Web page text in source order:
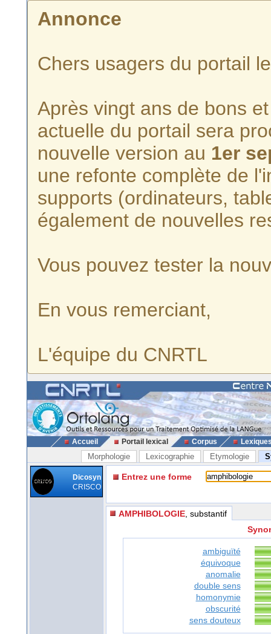
Annonce
Chers usagers du portail
Après vingt ans de bons
actuelle du portail sera
nouvelle version au 1er
une refonte complète de
supports (ordinateurs,
également de nouvelles
Vous pouvez tester la
En vous remerciant,
L'équipe du CNRTL
Accueil Portail lexical Corpus
Morphologie Lexicographie Etymologie
Dicosyn
CRISCO
Entrez une forme
AMPHIBOLOGIE , substantif
ambiguïté
équivoque
anomalie
double sens
homonymie
obscurité
sens douteux